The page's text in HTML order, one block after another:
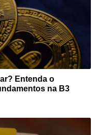
Entenda o
na B3